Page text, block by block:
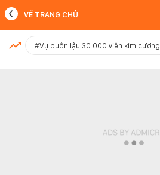
MỚI NHẤT
VỀ TRANG CHỦ
#Vụ buôn lậu 30.000 viên kim cương